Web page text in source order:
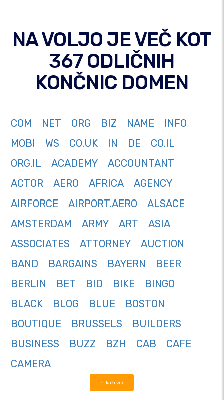
NA VOLJO JE VEČ KOT
367 ODLIČNIH
KONČNIC DOMEN
COM NET ORG BIZ NAME
INFO
MOBI
WS CO.UK IN DE
CO.IL
ORG.IL
ACADEMY
ACCOUNTANT
ACTOR
AERO AFRICA
AGENCY
AIRFORCE
AIRPORT.AERO
ALSACE
AMSTERDAM
ARMY ART
ASIA
ASSOCIATES
ATTORNEY
AUCTION
BAND
BARGAINS BAYERN
BEER
BERLIN
BET BID BIKE
BINGO
BLACK
BLOG BLUE
BOSTON
BOUTIQUE
BRUSSELS
BUILDERS
BUSINESS
BUZZ BZH CAB
CAFE
CAMERA
Prikaži več